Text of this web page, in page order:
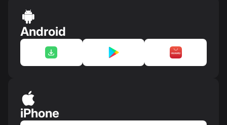
Android
iPhone